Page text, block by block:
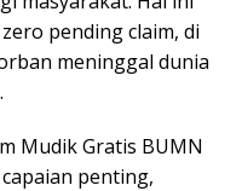
pending claim, di
meninggal dunia
Mudik Gratis BUMN
penting,